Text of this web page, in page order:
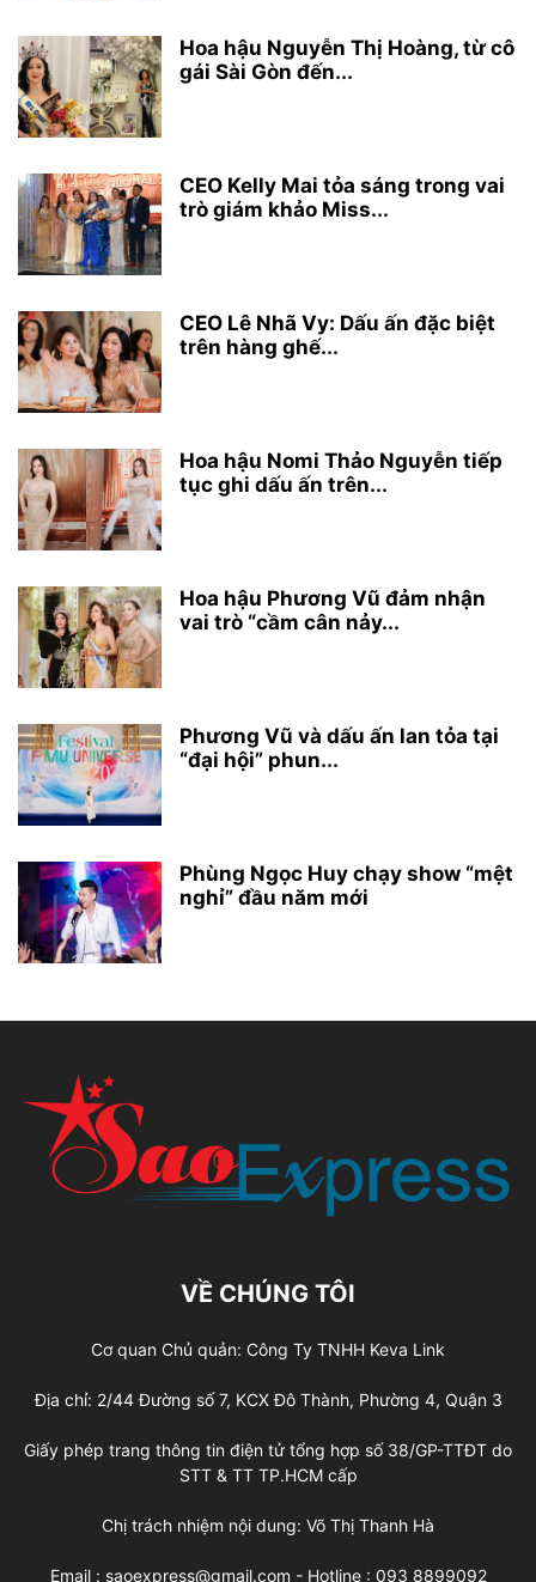
Hoa hậu Nguyễn Thị Hoàng, từ cô
gái Sài Gòn đến...
CEO Kelly Mai tỏa sáng trong vai
trò giám khảo Miss...
CEO Lê Nhã Vy: Dấu ấn đặc biệt
trên hàng ghế...
Hoa hậu Nomi Thảo Nguyễn tiếp
tục ghi dấu ấn trên...
Hoa hậu Phương Vũ đảm nhận
vai trò “cầm cân nảy...
Phương Vũ và dấu ấn lan tỏa tại
“đại hội” phun...
Phùng Ngọc Huy chạy show “mệt
nghỉ” đầu năm mới
VỀ CHÚNG TÔI
Cơ quan Chủ quản: Công Ty TNHH Keva Link
Địa chỉ: 2/44 Đường số 7, KCX Đô Thành, Phường 4, Quận 3
Giấy phép trang thông tin điện tử tổng hợp số 38/GP-TTĐT do
STT & TT TP.HCM cấp
Chị trách nhiệm nội dung: Võ Thị Thanh Hà
Email : saoexpress@gmail.com - Hotline : 093 8899092